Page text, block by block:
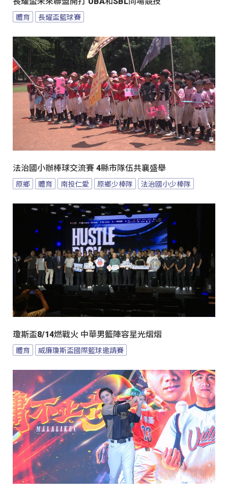
體育 長耀盃籃球賽
法治國小辦棒球交流賽 4縣市隊伍共襄盛舉
原鄉 體育 南投仁愛 原鄉少棒隊 法治國小少棒隊
瓊斯盃8/14燃戰火 中華男籃陣容星光熠熠
體育 威廉瓊斯盃國際籃球邀請賽